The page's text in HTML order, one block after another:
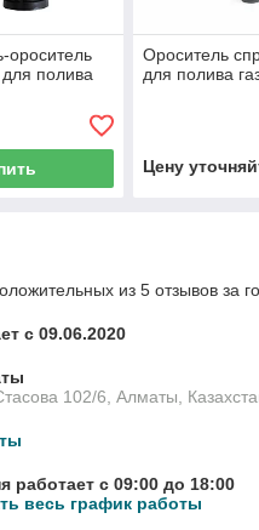
ороситель
полива
Ороситель
для полива
Цену
из 5 отзывов за
с 09.06.2020
102/6, Алматы,
работает с 09:00 до 18:00
весь график работы